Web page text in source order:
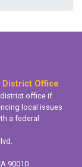
District Office
district office if
local issues
a federal
90010